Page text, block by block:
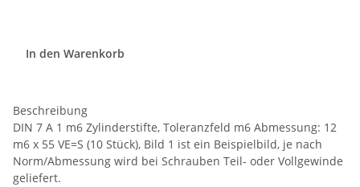
In den Warenkorb
Beschreibung
DIN 7 A 1 m6 Zylinderstifte, Toleranzfeld m6 Abmessung: 12
m6 x 55 VE=S (10 Stück), Bild 1 ist ein Beispielbild, je nach
Norm/Abmessung wird bei Schrauben Teil- oder Vollgewinde
geliefert.